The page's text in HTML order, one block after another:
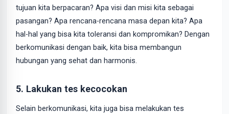
tujuan kita berpacaran? Apa visi dan misi kita sebagai
pasangan? Apa rencana-rencana masa depan kita? Apa
hal-hal yang bisa kita toleransi dan kompromikan? Dengan
berkomunikasi dengan baik, kita bisa membangun
hubungan yang sehat dan harmonis.
5. Lakukan tes kecocokan
Selain berkomunikasi, kita juga bisa melakukan tes